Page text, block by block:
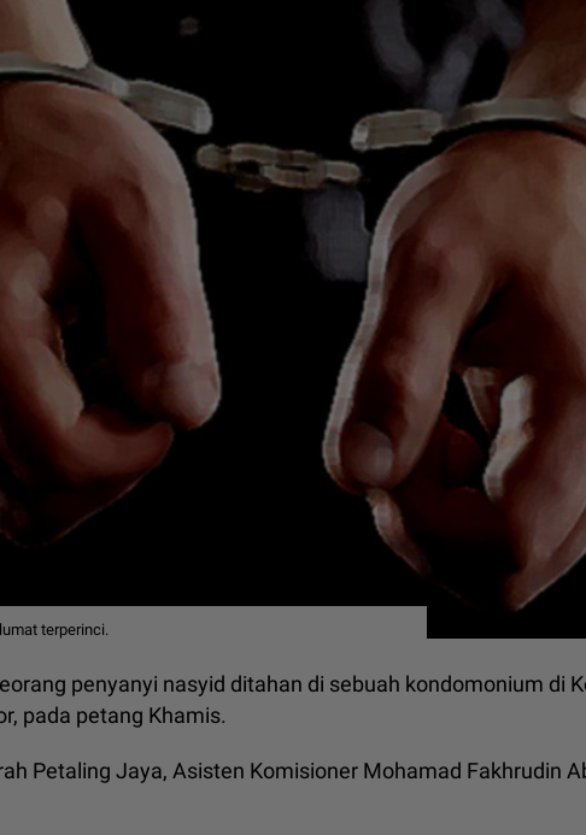
terperinci.
penyanyi nasyid ditahan di sebuah kondomonium di
pada petang Khamis.
Petaling Jaya, Asisten Komisioner Mohamad Fakhrudin